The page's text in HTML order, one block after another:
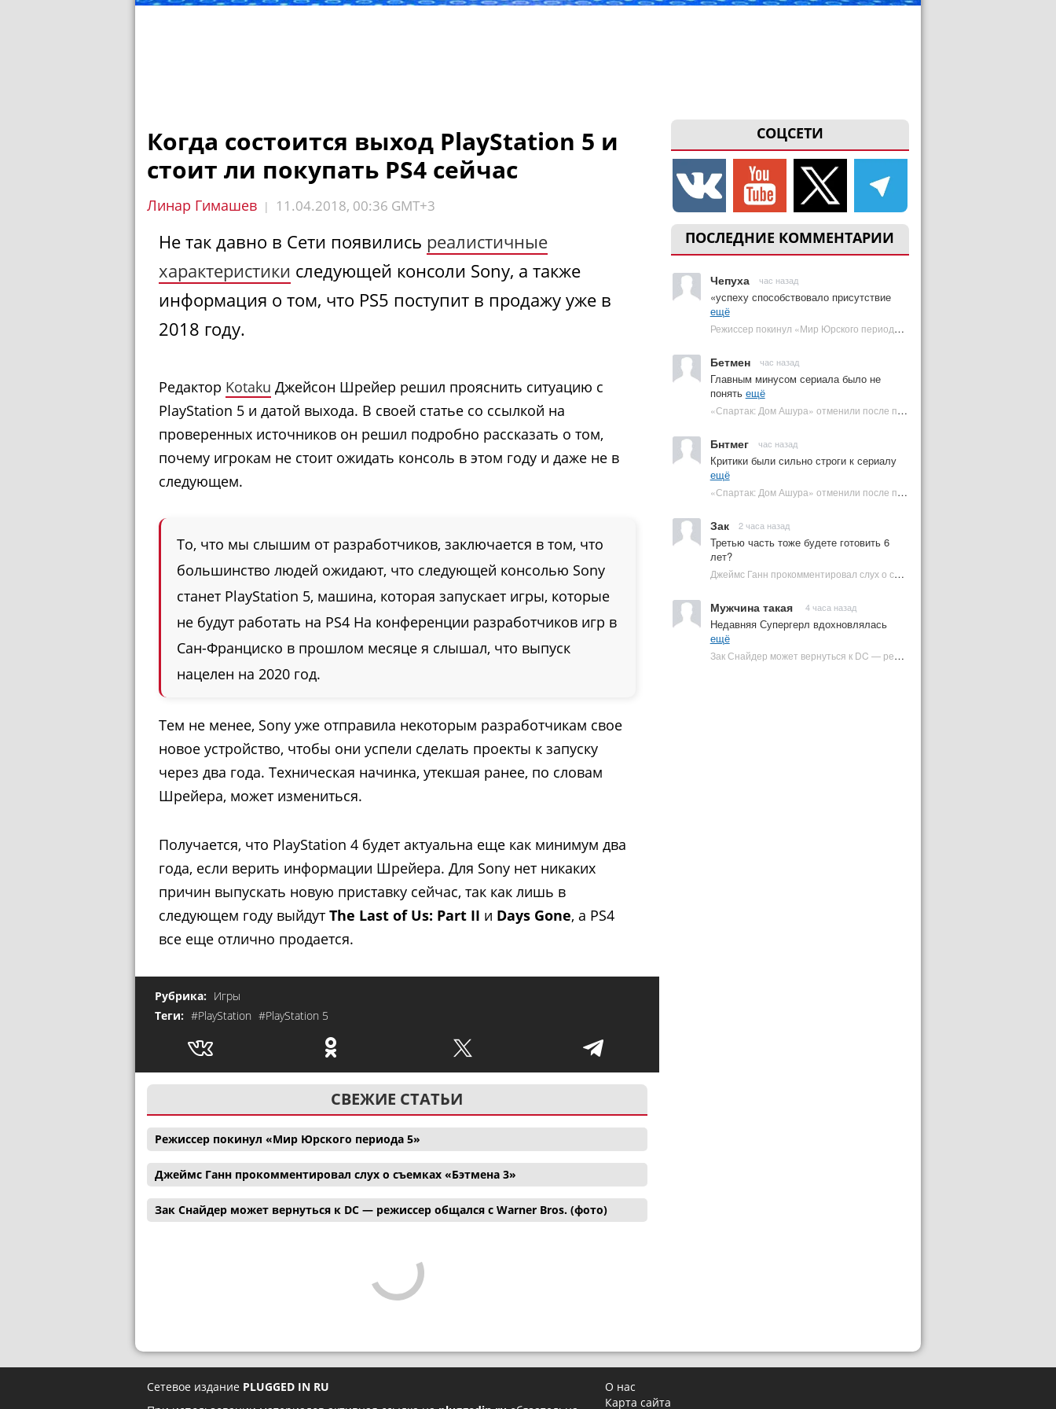
СОЦСЕТИ
ПОСЛЕДНИЕ КОММЕНТАРИИ
Чепуха час назад
«успеху способствовало присутствие
ещё
Режиссер покинул «Мир Юрского периода 5» | Plugged In Ru
Бетмен час назад
Главным минусом сериала было не
понять ещё
«Спартак: Дом Ашура» отменили после первого сезона | Plugged In Ru
Бнтмег час назад
Критики были сильно строги к сериалу
ещё
«Спартак: Дом Ашура» отменили после первого сезона | Plugged In Ru
Зак 2 часа назад
Третью часть тоже будете готовить 6
лет?
Джеймс Ганн прокомментировал слух о съемках «Бэтмена 3» | Plugged In Ru
Мужчина такая 4 часа назад
Недавняя Супергерл вдохновлялась
ещё
Зак Снайдер может вернуться к DC — режиссер общался с Warner Bros. (фото) | Plugged In Ru
Когда состоится выход PlayStation 5 и
стоит ли покупать PS4 сейчас
Линар Гимашев | 11.04.2018, 00:36 GMT+3
Не так давно в Сети появились реалистичные
характеристики следующей консоли Sony, а также
информация о том, что PS5 поступит в продажу уже в
2018 году.
Редактор Kotaku Джейсон Шрейер решил прояснить ситуацию с
PlayStation 5 и датой выхода. В своей статье со ссылкой на
проверенных источников он решил подробно рассказать о том,
почему игрокам не стоит ожидать консоль в этом году и даже не в
следующем.
То, что мы слышим от разработчиков, заключается в том, что
большинство людей ожидают, что следующей консолью Sony
станет PlayStation 5, машина, которая запускает игры, которые
не будут работать на PS4 На конференции разработчиков игр в
Сан-Франциско в прошлом месяце я слышал, что выпуск
нацелен на 2020 год.
Тем не менее, Sony уже отправила некоторым разработчикам свое
новое устройство, чтобы они успели сделать проекты к запуску
через два года. Техническая начинка, утекшая ранее, по словам
Шрейера, может измениться.
Получается, что PlayStation 4 будет актуальна еще как минимум два
года, если верить информации Шрейера. Для Sony нет никаких
причин выпускать новую приставку сейчас, так как лишь в
следующем году выйдут The Last of Us: Part II и Days Gone, а PS4
все еще отлично продается.
Рубрика: Игры
Теги: #PlayStation #PlayStation 5
СВЕЖИЕ СТАТЬИ
Режиссер покинул «Мир Юрского периода 5»
Джеймс Ганн прокомментировал слух о съемках «Бэтмена 3»
Зак Снайдер может вернуться к DC — режиссер общался с Warner Bros. (фото)
Сетевое издание PLUGGED IN RU
О нас
Карта сайта